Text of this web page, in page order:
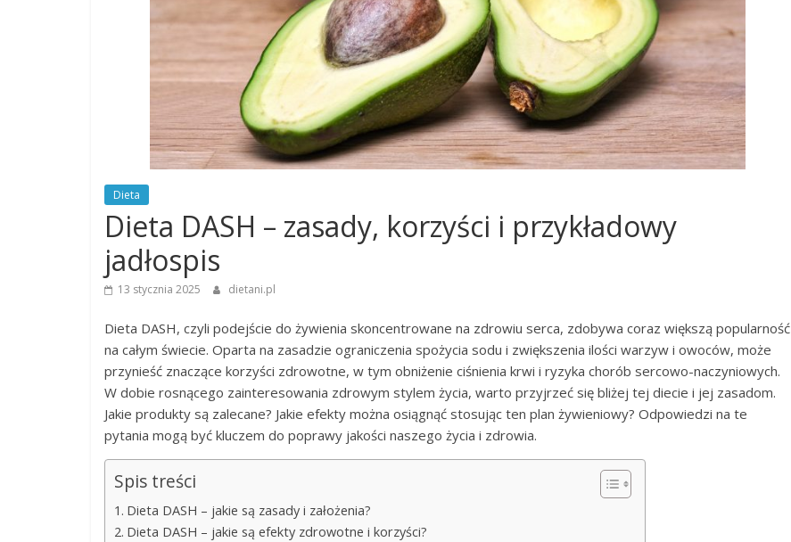
Dieta
Dieta DASH – zasady, korzyści i przykładowy
jadłospis
13 stycznia 2025 dietani.pl
Dieta DASH, czyli podejście do żywienia skoncentrowane na zdrowiu serca, zdobywa coraz większą popularność
na całym świecie. Oparta na zasadzie ograniczenia spożycia sodu i zwiększenia ilości warzyw i owoców, może
przynieść znaczące korzyści zdrowotne, w tym obniżenie ciśnienia krwi i ryzyka chorób sercowo-naczyniowych.
W dobie rosnącego zainteresowania zdrowym stylem życia, warto przyjrzeć się bliżej tej diecie i jej zasadom.
Jakie produkty są zalecane? Jakie efekty można osiągnąć stosując ten plan żywieniowy? Odpowiedzi na te
pytania mogą być kluczem do poprawy jakości naszego życia i zdrowia.
Spis treści
Dieta DASH – jakie są zasady i założenia?
Dieta DASH – jakie są efekty zdrowotne i korzyści?